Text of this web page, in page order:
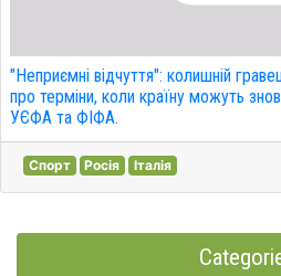
"Неприємні відчуття": колишній
про терміни, коли країну можуть
УЄФА та ФІФА.
Спорт Росія Італія